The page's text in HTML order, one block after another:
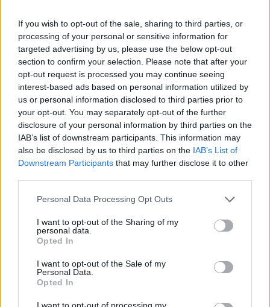
If you wish to opt-out of the sale, sharing to third parties, or
processing of your personal or sensitive information for
targeted advertising by us, please use the below opt-out
section to confirm your selection. Please note that after your
opt-out request is processed you may continue seeing
interest-based ads based on personal information utilized by
us or personal information disclosed to third parties prior to
your opt-out. You may separately opt-out of the further
disclosure of your personal information by third parties on the
IAB’s list of downstream participants. This information may
also be disclosed by us to third parties on the IAB’s List of
Downstream Participants that may further disclose it to other
Personal Data Processing Opt Outs
I want to opt-out of the Sharing of my
personal data.
Opted In
I want to opt-out of the Sale of my
Personal Data.
Opted In
I want to opt-out of processing my
Hasznos
Impresszum
Szerzői jogok
Adatvédelmi tájékoztató
Cookie-kezelési tájékoztató
Hozzászólási szabályzat
Nyomtatott lapjaink archívuma
Székely Hírmondó archívuma
Sütibeállítások